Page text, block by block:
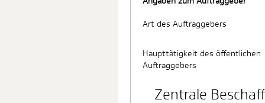
Art des Auftraggebers
Haupttätigkeit des öffentlichen
Auftraggebers
Zentrale